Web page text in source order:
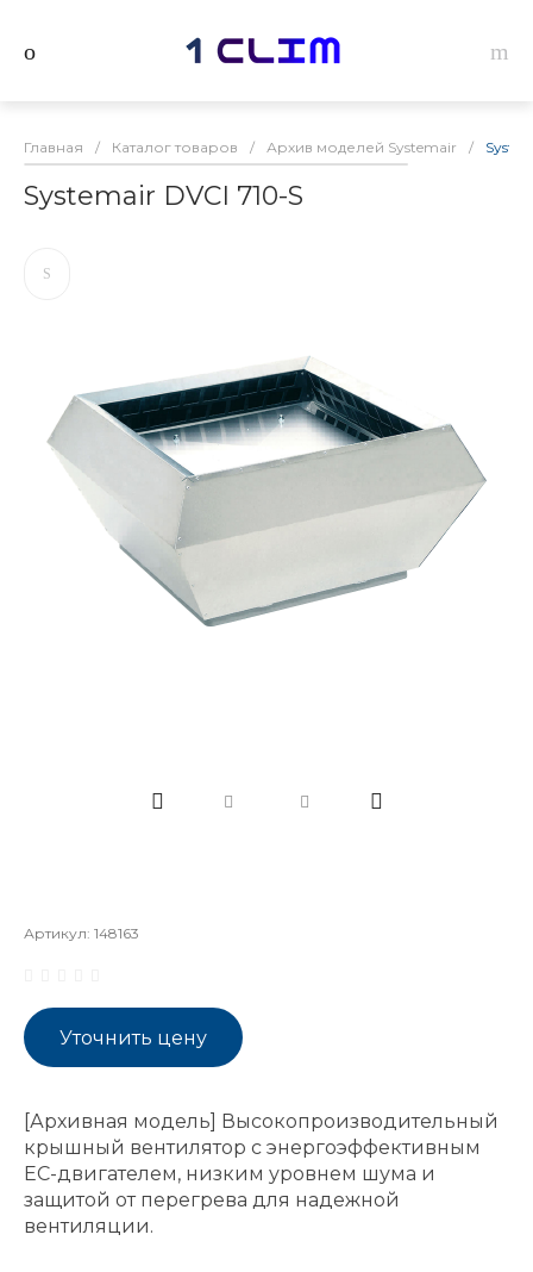
Главная / Каталог товаров / Архив моделей Systemair /
Systemair DVCI 710-S
Артикул: 148163
Уточнить цену
[Архивная модель] Высокопроизводительный
крышный вентилятор с энергоэффективным
EC-двигателем, низким уровнем шума и
защитой от перегрева для надежной
вентиляции.